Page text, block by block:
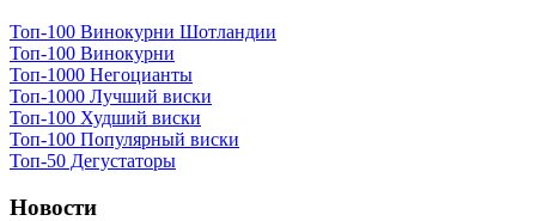
Топ-100 Винокурни Шотландии
Топ-100 Винокурни
Топ-1000 Негоцианты
Топ-1000 Лучший виски
Топ-100 Худший виски
Топ-100 Популярный виски
Топ-50 Дегустаторы
Новости